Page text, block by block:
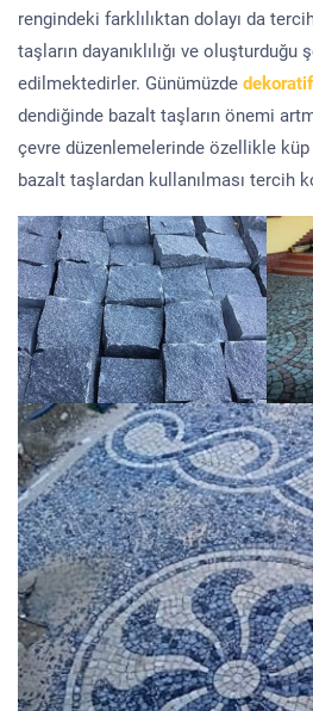
rengindeki farklılıktan dolayı da
taşların dayanıklılığı ve
edilmektedirler. Günümüzde
dendiğinde bazalt taşların önemi
çevre düzenlemelerinde özellikle
bazalt taşlardan kullanılması tercih